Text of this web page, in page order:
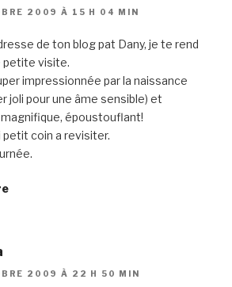
2009 À 15 H 04 MIN
de ton blog pat Dany, je te rend
petite visite.
impressionnée par la naissance
joli pour une âme sensible) et
époustouflant!
petit coin a revisiter.
2009 À 22 H 50 MIN